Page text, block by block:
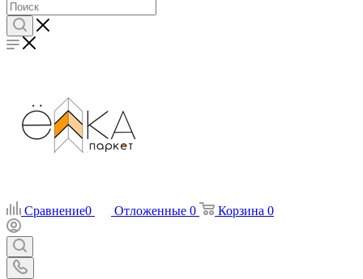
Сравнение0 Отложенные 0 Корзина 0